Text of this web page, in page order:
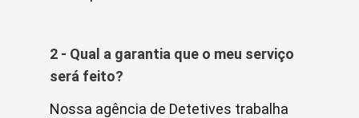
2 - Qual a garantia que o meu serviço
será feito?
Nossa agência de Detetives trabalha